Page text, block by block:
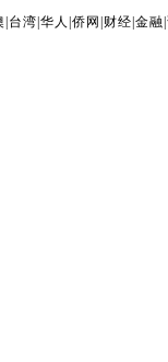
台湾 |华人 |侨网 财经 |金融 |